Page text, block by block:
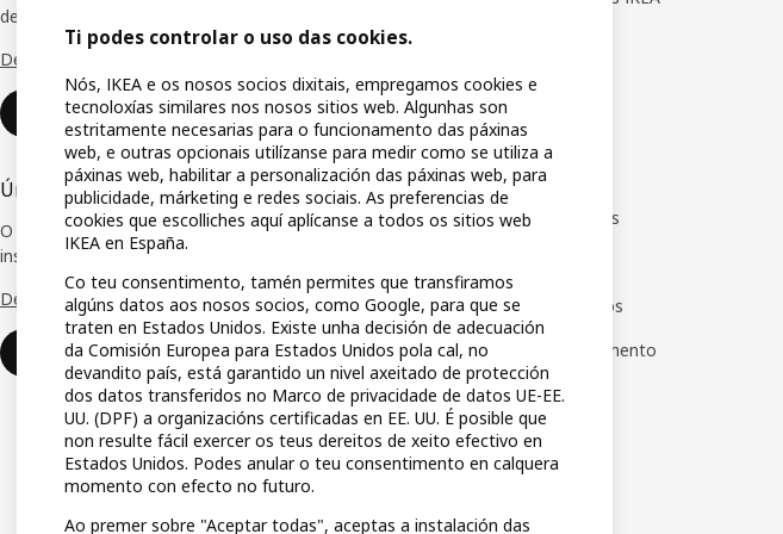
descontos especiais e moitas vantaxes máis.
Descubre todos os beneficios.
Unirse ou iniciar sesión
Únete á Rede IKEA para Empresas
O club de empresas que che ofrece ofertas,
inspiración e consellos para o teu negocio.
Descobre todas as vantaxes.
Unirse ou iniciar sesión
Tendas IKEA
Mercar en IKEA
IKEA Apps
Lista de agasallos
Guías de produtos
Medios de pagamento
Ti podes controlar o uso das cookies.
Nós, IKEA e os nosos socios dixitais, empregamos cookies e
tecnoloxías similares nos nosos sitios web. Algunhas son
estritamente necesarias para o funcionamento das páxinas
web, e outras opcionais utilízanse para medir como se utiliza a
páxinas web, habilitar a personalización das páxinas web, para
publicidade, márketing e redes sociais. As preferencias de
cookies que escolliches aquí aplícanse a todos os sitios web
IKEA en España.
Co teu consentimento, tamén permites que transfiramos
algúns datos aos nosos socios, como Google, para que se
traten en Estados Unidos. Existe unha decisión de adecuación
da Comisión Europea para Estados Unidos pola cal, no
devandito país, está garantido un nivel axeitado de protección
dos datos transferidos no Marco de privacidade de datos UE-EE.
UU. (DPF) a organizacións certificadas en EE. UU. É posible que
non resulte fácil exercer os teus dereitos de xeito efectivo en
Estados Unidos. Podes anular o teu consentimento en calquera
momento con efecto no futuro.
Ao premer sobre "Aceptar todas", aceptas a instalación das